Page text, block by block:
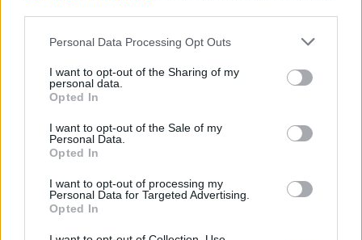
Personal Data Processing Opt Outs
I want to opt-out of the Sharing of my
personal data.
Opted In
I want to opt-out of the Sale of my
Personal Data.
Opted In
I want to opt-out of processing my
Personal Data for Targeted Advertising.
Opted In
Motyw miłości
nieszczęśliwe. Mimo odwzajemnionego
uczucia z obu stron Aldona i Walter Alf